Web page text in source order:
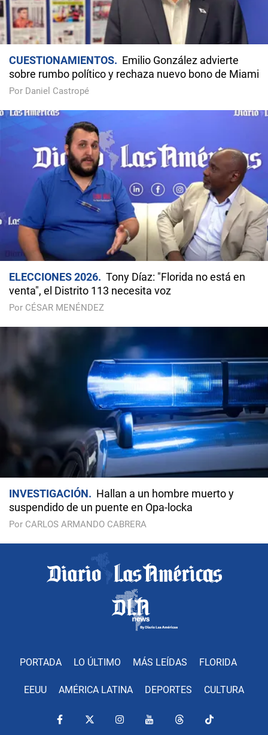
CUESTIONAMIENTOS
Emilio González advierte
sobre rumbo político y rechaza nuevo bono de Miami
Por Daniel Castropé
ELECCIONES 2026
Tony Díaz: "Florida no está en
venta", el Distrito 113 necesita voz
Por CÉSAR MENÉNDEZ
INVESTIGACIÓN
Hallan a un hombre muerto y
suspendido de un puente en Opa-locka
Por CARLOS ARMANDO CABRERA
PORTADA LO ÚLTIMO MÁS LEÍDAS FLORIDA
EEUU AMÉRICA LATINA DEPORTES CULTURA